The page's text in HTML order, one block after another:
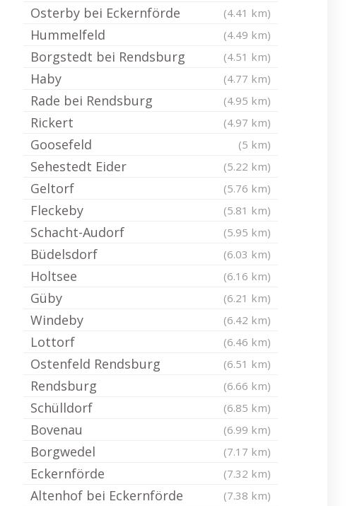
Osterby bei Eckernförde (4.41 km)
Hummelfeld (4.49 km)
Borgstedt bei Rendsburg (4.51 km)
Haby (4.77 km)
Rade bei Rendsburg (4.95 km)
Rickert (4.97 km)
Goosefeld (5 km)
Sehestedt Eider (5.22 km)
Geltorf (5.76 km)
Fleckeby (5.81 km)
Schacht-Audorf (5.95 km)
Büdelsdorf (6.03 km)
Holtsee (6.16 km)
Güby (6.21 km)
Windeby (6.42 km)
Lottorf (6.46 km)
Ostenfeld Rendsburg (6.51 km)
Rendsburg (6.66 km)
Schülldorf (6.85 km)
Bovenau (6.99 km)
Borgwedel (7.17 km)
Eckernförde (7.32 km)
Altenhof bei Eckernförde (7.38 km)